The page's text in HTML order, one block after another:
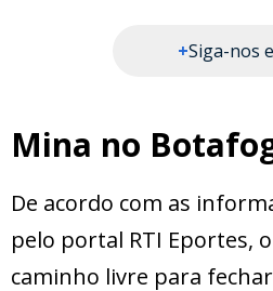
+Siga-nos
Mina no
De acordo com as
pelo portal RTI Eportes,
caminho livre para